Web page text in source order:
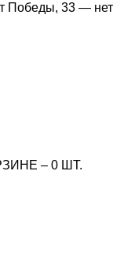
Победы, 33 — нет
– 0 ШТ.